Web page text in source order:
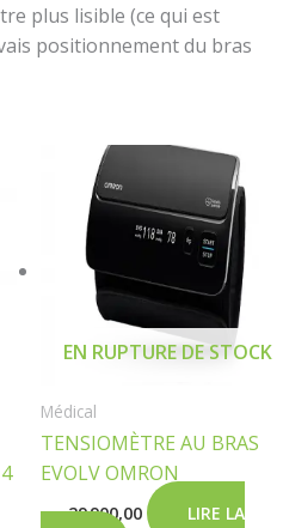
plus lisible (ce qui est
positionnement du bras
EN RUPTURE DE STOCK
Médical
TENSIOMÈTRE AU BRAS
EVOLV OMRON
29 900,00 د.ج
LIRE LA